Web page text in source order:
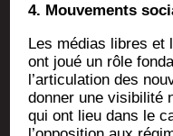
4. Mou­ve­ments
Les médias libres et
ont joué un rôle
l’articulation des
don­ner une visi­bi­li­té
qui ont lieu dans le